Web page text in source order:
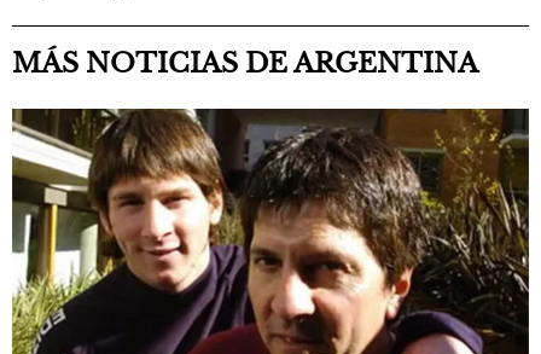
MÁS NOTICIAS DE ARGENTINA